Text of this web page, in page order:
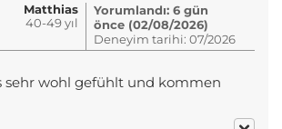
Matthias
40-49 yıl
Yorumlandı: 6 gün
önce (02/08/2026)
Deneyim tarihi: 07/2026
sehr wohl gefühlt und kommen